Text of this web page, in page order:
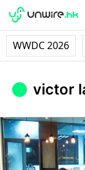
WWDC 2026
victor